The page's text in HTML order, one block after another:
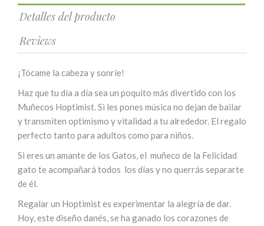
Detalles del producto
Reviews
¡Tócame la cabeza y sonríe!
Haz que tu día a día sea un poquito más divertido con los
Muñecos Hoptimist. Si les pones música no dejan de bailar
y transmiten optimismo y vitalidad a tu alrededor. El regalo
perfecto tanto para adultos como para niños.
Si eres un amante de los Gatos, el muñeco de la Felicidad
gato te acompañará todos los días y no querrás separarte
de él.
Regalar un Hoptimist es experimentar la alegría de dar.
Hoy, este diseño danés, se ha ganado los corazones de